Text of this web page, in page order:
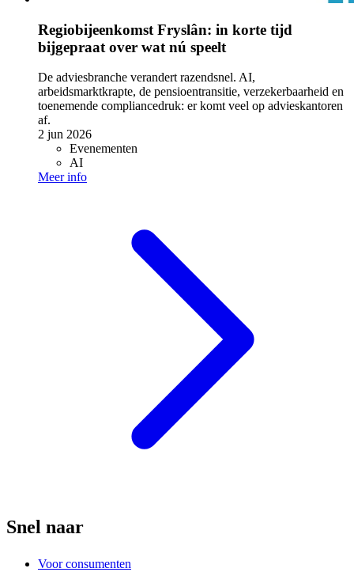
Regiobijeenkomst Fryslân: in korte tijd
bijgepraat over wat nú speelt
De adviesbranche verandert razendsnel. AI,
arbeidsmarktkrapte, de pensioentransitie, verzekerbaarheid en
toenemende compliancedruk: er komt veel op advieskantoren
af.
2 jun 2026
Evenementen
AI
Meer info
Snel naar
Voor consumenten